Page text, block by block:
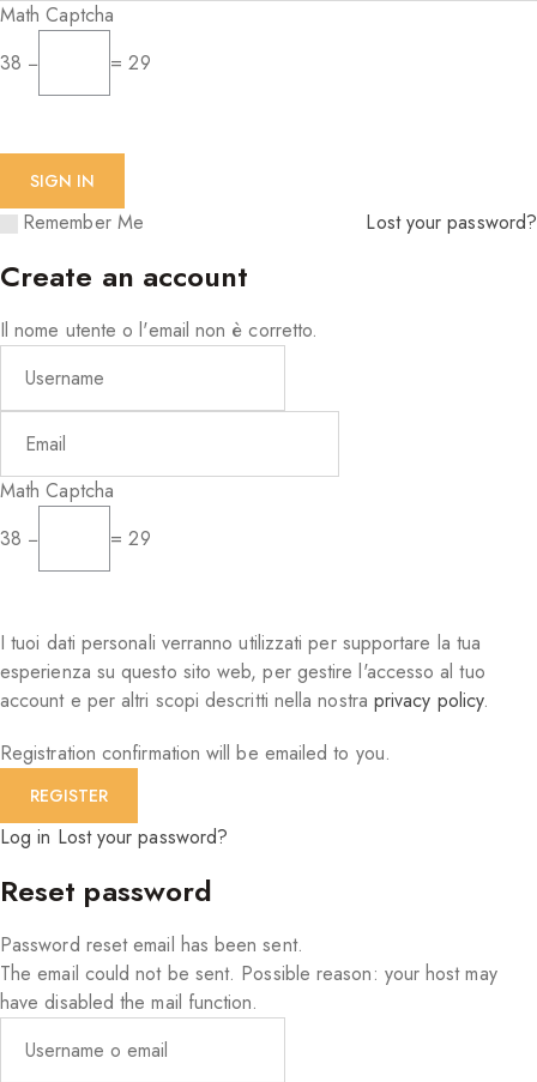
Math Captcha
38 −
= 29
Remember Me Lost your password?
Create an account
Il nome utente o l'email non è corretto.
Math Captcha
38 −
= 29
I tuoi dati personali verranno utilizzati per supportare la tua
esperienza su questo sito web, per gestire l'accesso al tuo
account e per altri scopi descritti nella nostra privacy policy.
Registration confirmation will be emailed to you.
Log in Lost your password?
Reset password
Password reset email has been sent.
The email could not be sent. Possible reason: your host may
have disabled the mail function.